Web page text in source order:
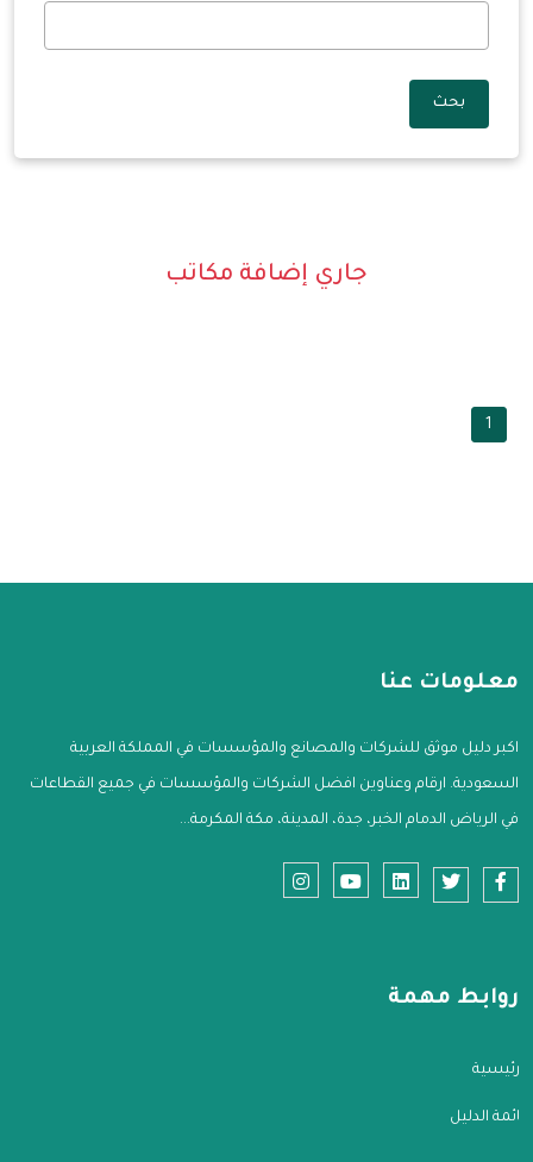
بحث
جاري إضافة مكاتب
1
معلومات عنا
اكبر دليل موثق للشركات والمصانع والمؤسسات في المملكة العربية
السعودية. ارقام وعناوين افضل الشركات والمؤسسات في جميع القطاعات
في الرياض الدمام الخبر، جدة، المدينة، مكة المكرمة...
روابط مهمة
الرئيسية
قائمة الدليل